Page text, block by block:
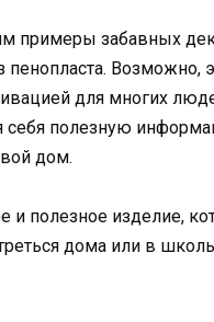
примеры забавных
пенопласта. Возможно,
для многих
себя полезную
дом.
и полезное изделие,
дома или в